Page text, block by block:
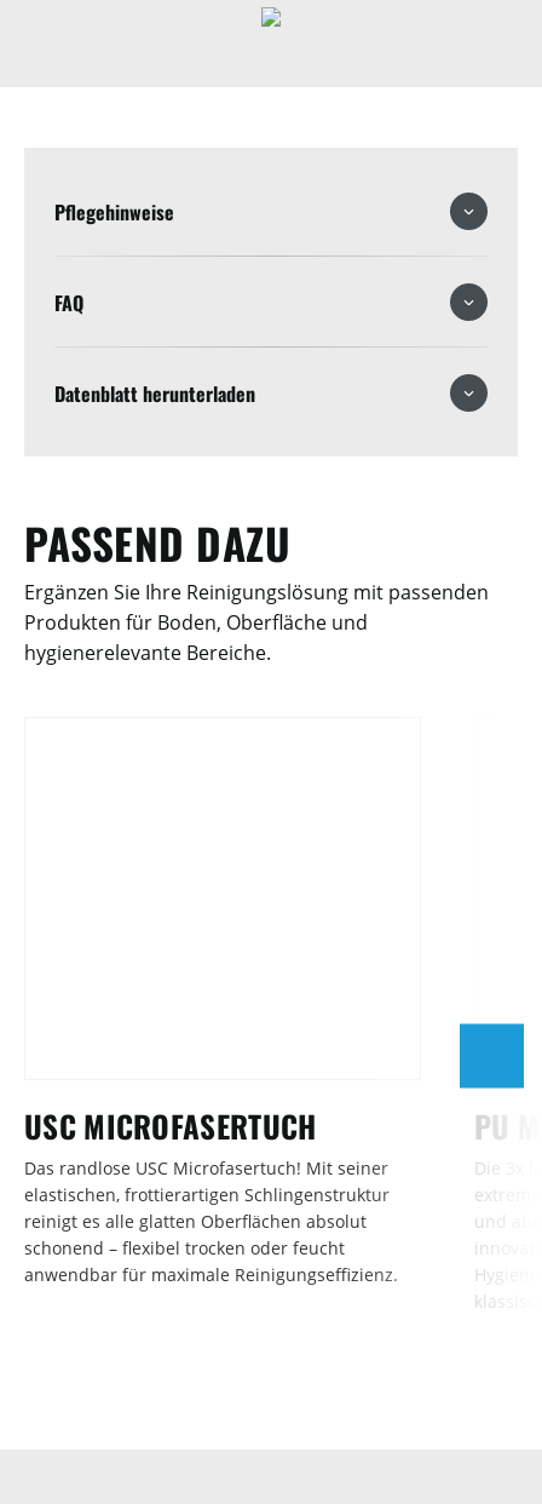
Pflegehinweise
FAQ
Datenblatt herunterladen
PASSEND DAZU
Ergänzen Sie Ihre Reinigungslösung mit passenden
Produkten für Boden, Oberfläche und
hygienerelevante Bereiche.
USC MICROFASERTUCH
Das randlose USC Microfasertuch! Mit seiner
elastischen, frottierartigen Schlingenstruktur
reinigt es alle glatten Oberflächen absolut
schonend – flexibel trocken oder feucht
anwendbar für maximale Reinigungseffizienz.
PU
Die 3x
und